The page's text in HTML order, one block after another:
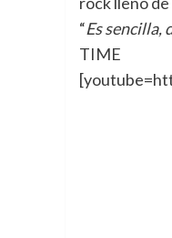
“Es sencilla,
TIME